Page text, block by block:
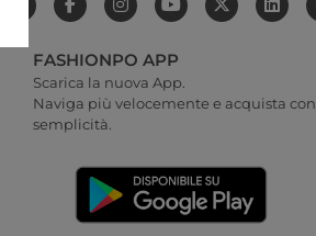
FASHIONPO APP
Scarica la nuova App.
Naviga più velocemente e acquista con
semplicità.